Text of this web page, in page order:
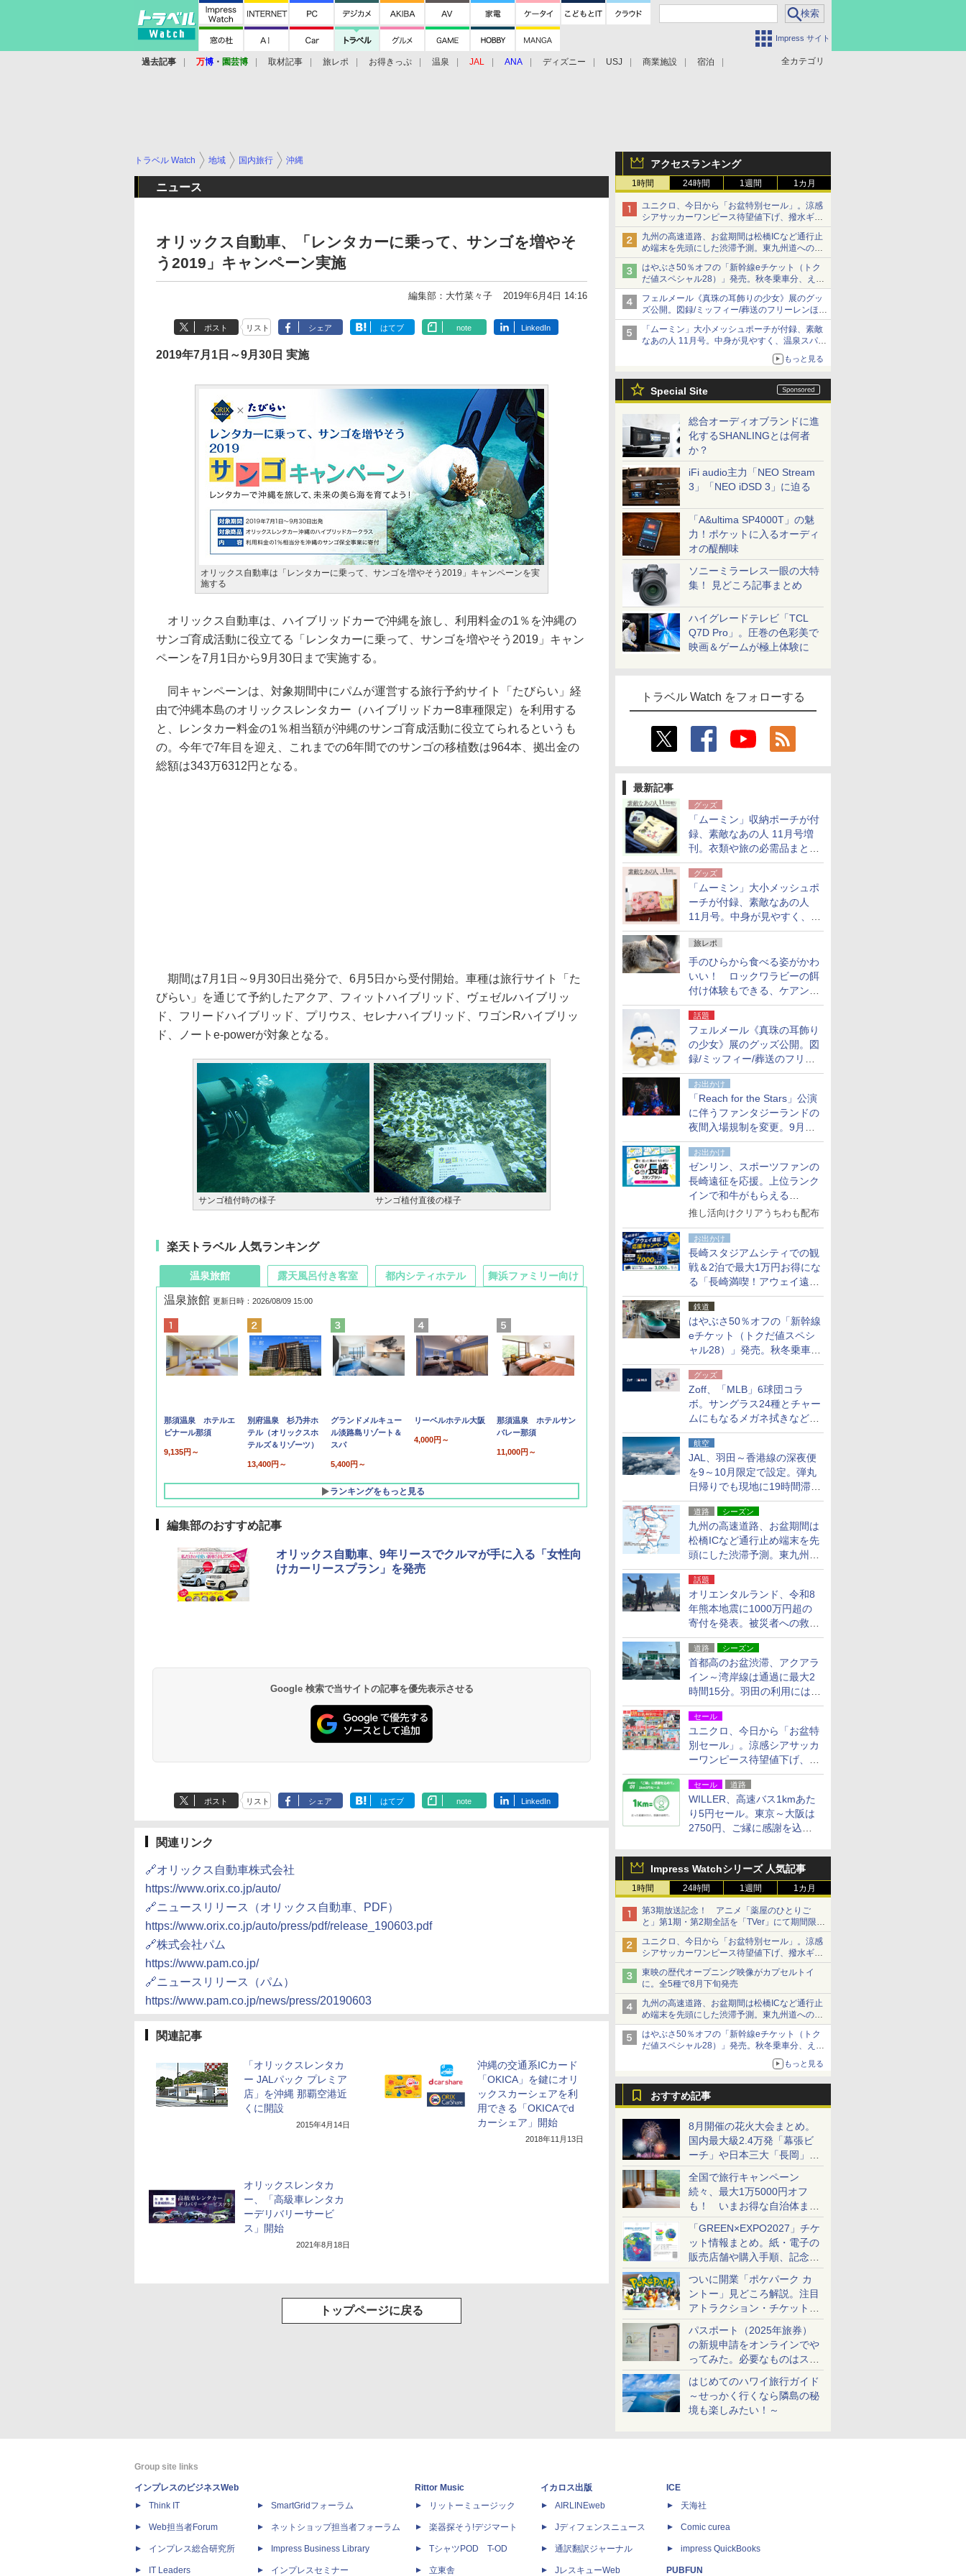
Impress サイト
全カテゴリ
過去記事 万博 ・ 園芸博 取材記事 旅レポ お得きっぷ 温泉 JAL ANA ディズニー USJ 商業施設 宿泊
アクセスランキング
1時間 24時間 1週間 1カ月
ユニクロ、今日から「お盆特別セール」。涼感
シアサッカーワンピース待望値下げ、撥水ギア
ショーツは1990円に
九州の高速道路、お盆期間は松橋ICなど通行止
め端末を先頭にした渋滞予測。東九州道への迂
回は料金調整を実施
はやぶさ50％オフの「新幹線eチケット（トク
だ値スペシャル28）」発売。秋冬乗車分、えき
ねっと限定
フェルメール《真珠の耳飾りの少女》展のグッ
ズ公開。図録/ミッフィー/葬送のフリーレンほ
か、注目ブランドコラボが実現
「ムーミン」大小メッシュポーチが付録、素敵
なあの人 11月号。中身が見やすく、温泉スパに
もっと見る
Special Site
総合オーディオブランドに進
化するSHANLINGとは何者
か？
iFi audio主力「NEO Stream
3」「NEO iDSD 3」に迫る
「A&ultima SP4000T」の魅
力！ポケットに入るオーディ
オの醍醐味
ソニーミラーレス一眼の大特
集！ 見どころ記事まとめ
ハイグレードテレビ「TCL
Q7D Pro」。圧巻の色彩美で
映画＆ゲームが極上体験に
トラベル Watch をフォローする
最新記事
グッズ
「ムーミン」収納ポーチが付
録、素敵なあの人 11月号増
刊。衣類や旅の必需品まとま
る大小2個セット
グッズ
「ムーミン」大小メッシュポ
ーチが付録、素敵なあの人
11月号。中身が見やすく、温
泉スパにも使える
旅レポ
手のひらから食べる姿がかわ
いい！ ロックワラビーの餌
付け体験もできる、ケアンズ
でアサートン高原の日本語ガ
イド付きツアーに参加してみ
た
話題
フェルメール《真珠の耳飾り
の少女》展のグッズ公開。図
録/ミッフィー/葬送のフリー
レンほか、注目ブランドコラ
ボが実現
お出かけ
「Reach for the Stars」公演
に伴うファンタジーランドの
夜間入場規制を変更。9月か
ら18時50分～20時ごろに
お出かけ
ゼンリン、スポーツファンの
長崎遠征を応援。上位ランク
インで和牛がもらえる
「GO！GO！長崎スタンプラ
推し活向けクリアうちわも配布
お出かけ
長崎スタジアムシティでの観
戦＆2泊で最大1万円お得にな
る「長崎満喫！アウェイ遠征
応援キャンペーン」
鉄道
はやぶさ50％オフの「新幹線
eチケット（トクだ値スペシ
ャル28）」発売。秋冬乗車
分、えきねっと限定
グッズ
Zoff、「MLB」6球団コラ
ボ。サングラス24種とチャー
ムにもなるメガネ拭きなど雑
貨24種
航空
JAL、羽田～香港線の深夜便
を9～10月限定で設定。弾丸
日帰りでも現地に19時間滞在
できる
道路 シーズン
九州の高速道路、お盆期間は
松橋ICなど通行止め端末を先
頭にした渋滞予測。東九州道
への迂回は料金調整を実施
話題
オリエンタルランド、令和8
年熊本地震に1000万円超の
寄付を発表。被災者への救援
活動・復旧支援
道路 シーズン
首都高のお盆渋滞、アクアラ
イン～湾岸線は通過に最大2
時間15分。羽田の利用には
「空港西出口」の利用検討を
セール
ユニクロ、今日から「お盆特
別セール」。涼感シアサッカ
ーワンピース待望値下げ、撥
水ギアショーツは1990円に
セール 道路
WILLER、高速バス1kmあた
り5円セール。東京～大阪は
2750円、ご縁に感謝を込め
Impress Watchシリーズ 人気記事
1時間 24時間 1週間 1カ月
第3期放送記念！ アニメ「薬屋のひとりご
と」第1期・第2期全話を「TVer」にて期間限定
で順次無料配信開始
ユニクロ、今日から「お盆特別セール」。涼感
シアサッカーワンピース待望値下げ、撥水ギア
ショーツは1990円に
東映の歴代オープニング映像がカプセルトイ
に。全5種で8月下旬発売
九州の高速道路、お盆期間は松橋ICなど通行止
め端末を先頭にした渋滞予測。東九州道への迂
回は料金調整を実施
はやぶさ50％オフの「新幹線eチケット（トク
だ値スペシャル28）」発売。秋冬乗車分、えき
もっと見る
おすすめ記事
8月開催の花火大会まとめ。
国内最大級2.4万発「幕張ビ
ーチ」や日本三大「長岡」な
ど大型イベント目白押し！
全国で旅行キャンペーン
続々、最大1万5000円オフ
も！ いまお得な自治体まと
め
「GREEN×EXPO2027」チケ
ット情報まとめ。紙・電子の
販売店舗や購入手順、記念チ
ケットも解説
ついに開業「ポケパーク カ
ントー」見どころ解説。注目
アトラクション・チケット手
配・来場前に必要な準備は？
パスポート（2025年旅券）
の新規申請をオンラインでや
ってみた。必要なものはスマ
ホとマイナカードのみ
はじめてのハワイ旅行ガイド
～せっかく行くなら隣島の秘
境も楽しみたい！～
トラベル Watch 地域 国内旅行 沖縄
ニュース
オリックス自動車、「レンタカーに乗って、サンゴを増やそ
う2019」キャンペーン実施
編集部：大竹菜々子 2019年6月4日 14:16
ポスト リスト シェア はてブ note LinkedIn
2019年7月1日～9月30日 実施
オリックス自動車は「レンタカーに乗って、サンゴを増やそう2019」キャンペーンを実
施する
オリックス自動車は、ハイブリッドカーで沖縄を旅し、利用料金の1％を沖縄の
サンゴ育成活動に役立てる「レンタカーに乗って、サンゴを増やそう2019」キャン
ペーンを7月1日から9月30日まで実施する。
同キャンペーンは、対象期間中にパムが運営する旅行予約サイト「たびらい」経
由で沖縄本島のオリックスレンタカー（ハイブリッドカー8車種限定）を利用する
と、レンタカー料金の1％相当額が沖縄のサンゴ育成活動に役立てられるというも
の。今年で7年目を迎え、これまでの6年間でのサンゴの移植数は964本、拠出金の
総額は343万6312円となる。
期間は7月1日～9月30日出発分で、6月5日から受付開始。車種は旅行サイト「た
びらい」を通じて予約したアクア、フィットハイブリッド、ヴェゼルハイブリッ
ド、フリードハイブリッド、プリウス、セレナハイブリッド、ワゴンRハイブリッ
ド、ノートe-powerが対象となる。
サンゴ植付時の様子 サンゴ植付直後の様子
楽天トラベル 人気ランキング
温泉旅館
温泉旅館 更新日時：2026/08/09 15:00
那須温泉 ホテルエ
ピナール那須
9,135円～
別府温泉 杉乃井ホ
テル（オリックスホ
テルズ＆リゾーツ）
13,400円～
グランドメルキュー
ル淡路島リゾート＆
スパ
5,400円～
リーベルホテル大阪
4,000円～
那須温泉 ホテルサン
バレー那須
11,000円～
ランキングをもっと見る
露天風呂付き客室
10,450円～
19,541円～
都内シティホテル 舞浜ファミリー向け
7,950円～
5,758円～
編集部のおすすめ記事
オリックス自動車、9年リースでクルマが手に入る「女性向
けカーリースプラン」を発売
Google 検索で当サイトの記事を優先表示させる
ポスト リスト シェア はてブ note LinkedIn
関連リンク
🔗オリックス自動車株式会社
https://www.orix.co.jp/auto/
🔗ニュースリリース（オリックス自動車、PDF）
https://www.orix.co.jp/auto/press/pdf/release_190603.pdf
🔗株式会社パム
https://www.pam.co.jp/
🔗ニュースリリース（パム）
https://www.pam.co.jp/news/press/20190603
関連記事
「オリックスレンタカ
ー JALパック プレミア
店」を沖縄 那覇空港近
くに開設
2015年4月14日
沖縄の交通系ICカード
「OKICA」を鍵にオリ
ックスカーシェアを利
用できる「OKICAでd
カーシェア」開始
2018年11月13日
オリックスレンタカ
ー、「高級車レンタカ
ーデリバリーサービ
ス」開始
2021年8月18日
トップページに戻る
Group site links
インプレスのビジネスWeb
Think IT
Web担当者Forum
インプレス総合研究所
IT Leaders
SmartGridフォーラム
ネットショップ担当者フォーラム
Impress Business Library
インプレスセミナー
Rittor Music
リットーミュージック
楽器探そう!デジマート
TシャツPOD T-OD
立東舎
イカロス出版
AIRLINEweb
Jディフェンスニュース
通訳翻訳ジャーナル
JレスキューWeb
ICE
天海社
Comic curea
impress QuickBooks
PUBFUN